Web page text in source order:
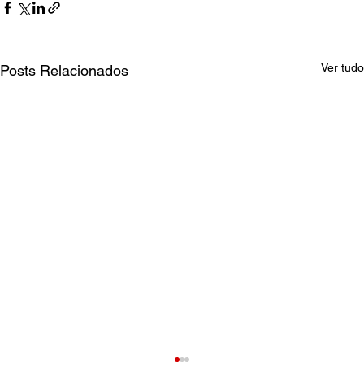
Posts Relacionados Ver tudo